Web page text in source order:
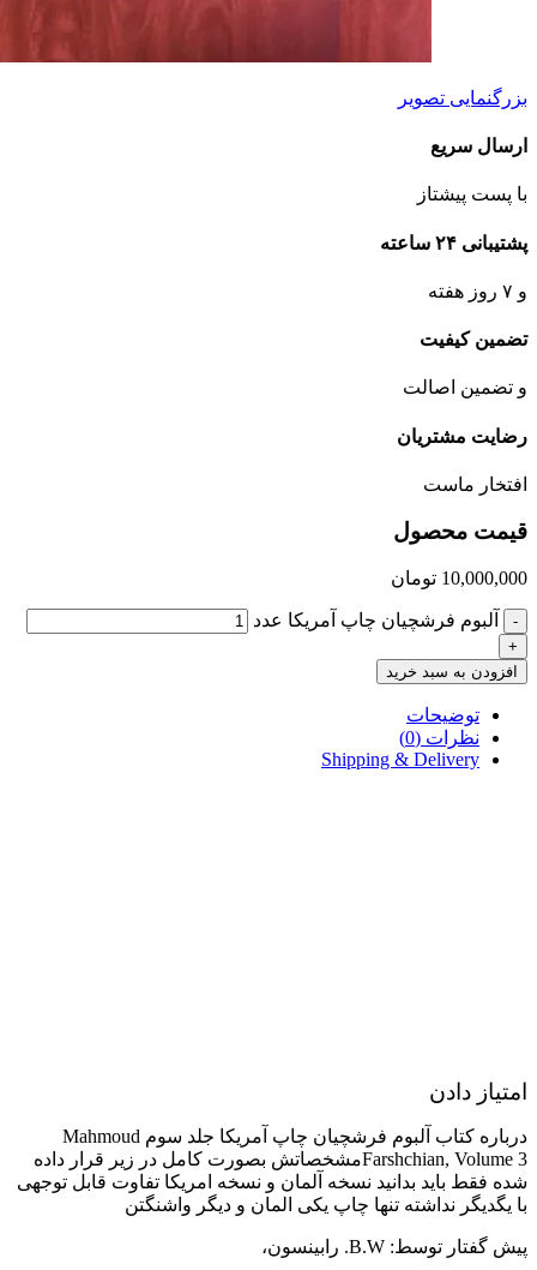
بزرگنمایی تصویر
ارسال سریع
با پست پیشتاز
پشتیبانی ۲۴ ساعته
و ۷ روز هفته
تضمین کیفیت
و تضمین اصالت
رضایت مشتریان
افتخار ماست
قیمت محصول
10,000,000 تومان
- آلبوم فرشچیان چاپ آمریکا عدد
+
افزودن به سبد خرید
توضیحات
نظرات (0)
Shipping & Delivery
امتیاز دادن
درباره کتاب آلبوم فرشچیان چاپ آمریکا جلد سوم Mahmoud
Farshchian, Volume 3مشخصاتش بصورت کامل در زیر قرار داده
شده فقط باید بدانید نسخه آلمان و نسخه امریکا تفاوت قابل توجهی
با یگدیگر نداشته تنها چاپ یکی المان و دیگر واشنگتن
پیش گفتار توسط: B.W. رابینسون،